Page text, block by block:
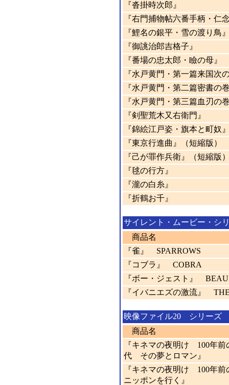
『沓掛時次郎』
『右門捕物帖六番手柄・仁
『鯉名の銀平・雪の渡り鳥
『御誂治郎吉格子』
『番場の忠太郎・瞼の母』
『水戸黄門・第一篇来国次
『水戸黄門・第二篇密書の
『水戸黄門・第三篇血刃の
『剣聖荒木又右衛門』
『錦絵江戸姿・旗本と町奴
『東京行進曲』（短縮版）
『己が罪作兵衛』（短縮版
『毬の行方』
『瀧の白糸』
『折鶴お千』
サイレント・ムービー・シ
商品名
『雀』 SPARROWS
『コブラ』 COBRA
『ボー・ジェスト』 BEAU
『イバニエズの激流』
映像ファイル20 シリーズ
商品名
『キネマの夜明け 100年
代 その夢とロマン』
『キネマの夜明け 100
ニッポンを行く』